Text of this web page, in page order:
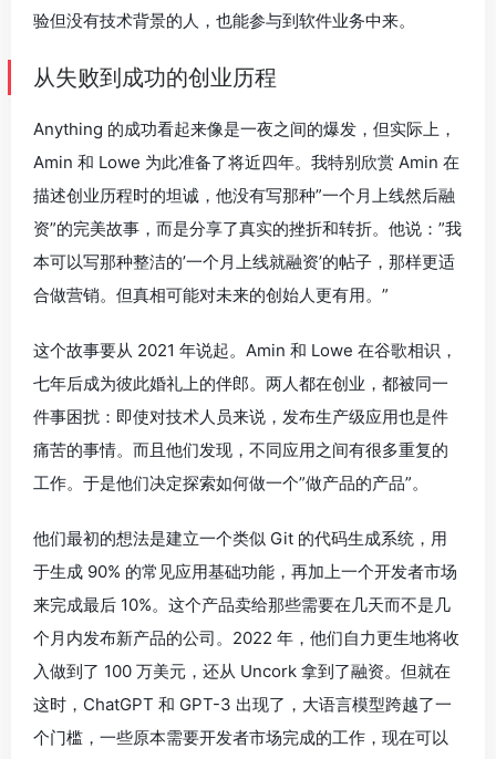
验但没有技术背景的人，也能参与到软件业务中来。
从失败到成功的创业历程
Anything 的成功看起来像是一夜之间的爆发，但实际上，
Amin 和 Lowe 为此准备了将近四年。我特别欣赏 Amin 在
描述创业历程时的坦诚，他没有写那种”一个月上线然后融
资”的完美故事，而是分享了真实的挫折和转折。他说：”我
本可以写那种整洁的’一个月上线就融资’的帖子，那样更适
合做营销。但真相可能对未来的创始人更有用。”
这个故事要从 2021 年说起。Amin 和 Lowe 在谷歌相识，
七年后成为彼此婚礼上的伴郎。两人都在创业，都被同一
件事困扰：即使对技术人员来说，发布生产级应用也是件
痛苦的事情。而且他们发现，不同应用之间有很多重复的
工作。于是他们决定探索如何做一个”做产品的产品”。
他们最初的想法是建立一个类似 Git 的代码生成系统，用
于生成 90% 的常见应用基础功能，再加上一个开发者市场
来完成最后 10%。这个产品卖给那些需要在几天而不是几
个月内发布新产品的公司。2022 年，他们自力更生地将收
入做到了 100 万美元，还从 Uncork 拿到了融资。但就在
这时，ChatGPT 和 GPT-3 出现了，大语言模型跨越了一
个门槛，一些原本需要开发者市场完成的工作，现在可以